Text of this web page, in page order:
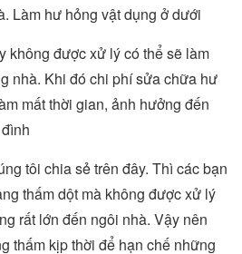
Làm hư hỏng vật dụng ở dưới
không được xử lý có thể sẽ làm
nhà. Khi đó chi phí sửa chữa hư
mất thời gian, ảnh hưởng đến
tôi chia sẻ trên đây. Thì các bạn
thấm dột mà không được xử lý
rất lớn đến ngôi nhà. Vậy nên
thấm kịp thời để hạn chế những